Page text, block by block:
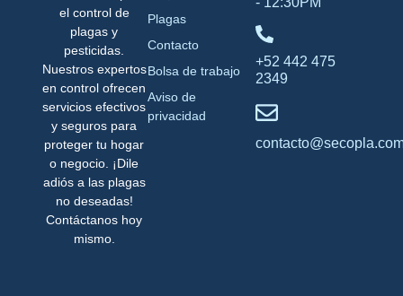
el control de
plagas y
pesticidas.
Nuestros expertos
en control ofrecen
servicios efectivos
y seguros para
proteger tu hogar
o negocio. ¡Dile
adiós a las plagas
no deseadas!
Contáctanos hoy
mismo.
+52 442 475
2349
Plagas
Contacto
Bolsa de trabajo
Aviso de
privacidad